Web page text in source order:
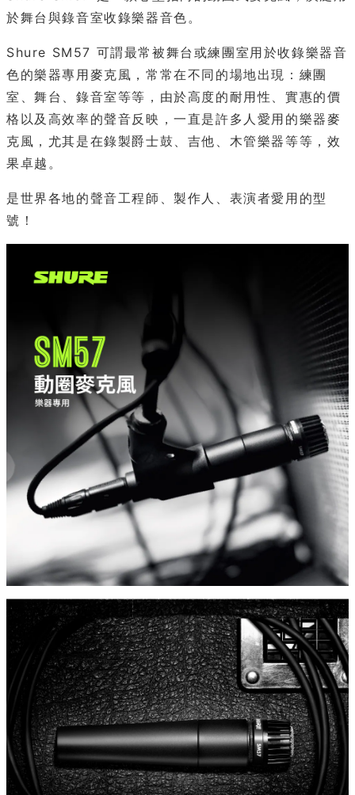
於舞台與錄音室收錄樂器音色。
Shure SM57 可謂最常被舞台或練團室用於收錄樂器音
色的樂器專用麥克風，常常在不同的場地出現：練團
室、舞台、錄音室等等，由於高度的耐用性、實惠的價
格以及高效率的聲音反映，一直是許多人愛用的樂器麥
克風，尤其是在錄製爵士鼓、吉他、木管樂器等等，效
果卓越。
是世界各地的聲音工程師、製作人、表演者愛用的型
號！